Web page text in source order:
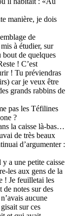
manière, je dois
de
à étudier, sur
bout de quelques
! C’est
! Tu préviendras
car je veux être
grands rabbins de
pas les Téfilines
?
la caisse là-bas…
de très beaux
d’argumenter :
a une petite caisse
les aux gens de la
! Je feuilletai les
de notes sur des
aucune
sur ces